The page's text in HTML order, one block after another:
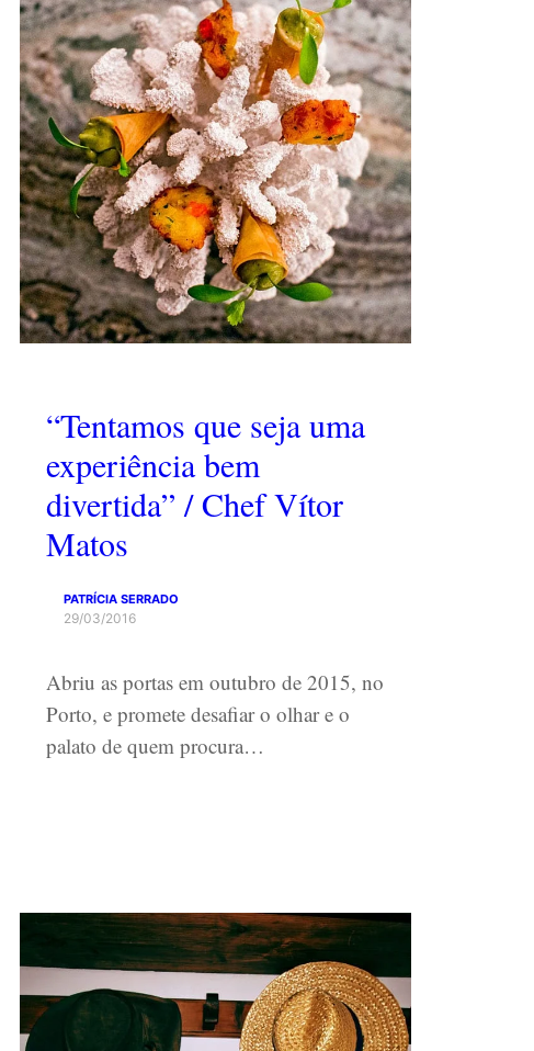
“Tentamos que seja uma
experiência bem
divertida” / Chef Vítor
Matos
PATRÍCIA SERRADO
29/03/2016
Abriu as portas em outubro de 2015, no
Porto, e promete desafiar o olhar e o
palato de quem procura…